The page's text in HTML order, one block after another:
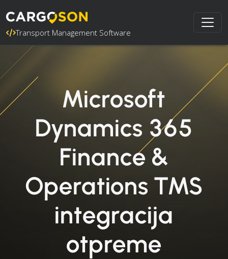
Transport Management Software
Microsoft
Dynamics 365
Finance &
Operations TMS
integracija
otpreme